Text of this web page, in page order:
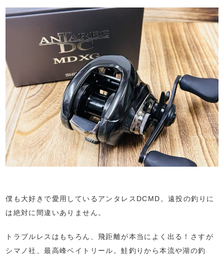
僕も大好きで愛用しているアンタレスDCMD。遠投の釣りに
は絶対に間違いありません。
トラブルレスはもちろん、飛距離が本当によく出る！さすが
シマノ社、最高峰ベイトリール。鮭釣りから本流や湖の釣